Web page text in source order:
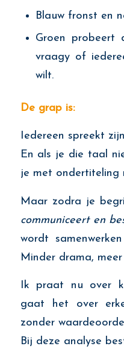
Blauw fronst en
Groen probeert
vraagy of
wilt.
De grap is:
Iedereen spreekt
En als je die taal
je met ondertiteling
Maar zodra je
communiceert en
wordt
Minder drama,
Ik praat nu over
gaat het over
zonder
Bij deze analyse